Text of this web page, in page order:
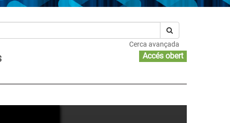
Cerca avançada
Accés obert